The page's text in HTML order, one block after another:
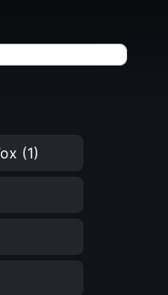
(1)